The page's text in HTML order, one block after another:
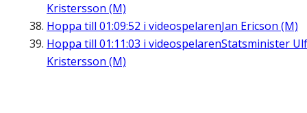
Kristersson (M)
Hoppa till 01:09:52 i videospelarenJan Ericson (M)
Hoppa till 01:11:03 i videospelarenStatsminister Ulf
Kristersson (M)